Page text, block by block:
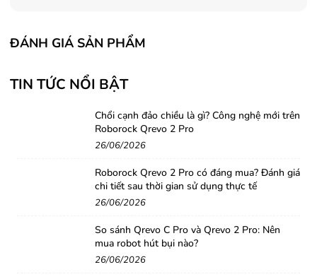
- Bảo hành 24 tháng chính hãng
ĐÁNH GIÁ SẢN PHẨM
TIN TỨC NỔI BẬT
Chổi cạnh đảo chiều là gì? Công nghệ mới trên
Roborock Qrevo 2 Pro
26/06/2026
Roborock Qrevo 2 Pro có đáng mua? Đánh giá
chi tiết sau thời gian sử dụng thực tế
26/06/2026
So sánh Qrevo C Pro và Qrevo 2 Pro: Nên
mua robot hút bụi nào?
26/06/2026